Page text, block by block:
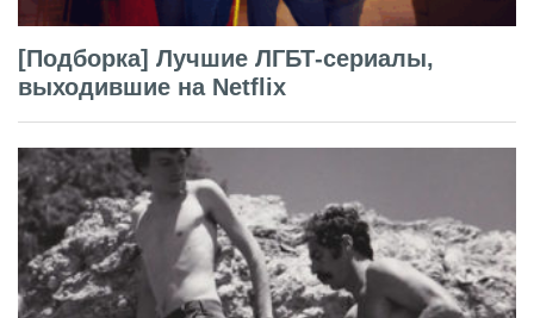
[Подборка] Лучшие ЛГБТ-сериалы,
выходившие на Netflix